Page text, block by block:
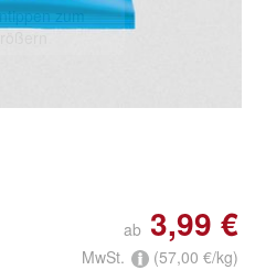
zum
ab 3,99 €
MwSt.
(57,00 €/kg)